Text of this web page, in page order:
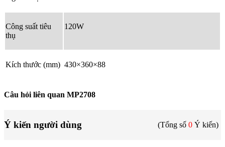
Công suất tiêu
thụ
120W
Kích thước (mm) 430×360×88
Câu hỏi liên quan MP2708
Ý kiến người dùng (Tổng số 0 Ý kiến)